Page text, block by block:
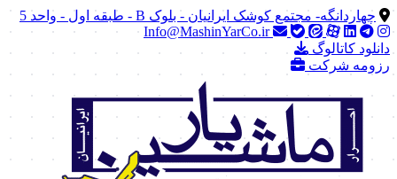
چهاردانگه- مجتمع کوشک ایرانیان - بلوک B - طبقه اول - واحد 5
Info@MashinYarCo.ir
دانلود کاتالوگ
رزومه شرکت